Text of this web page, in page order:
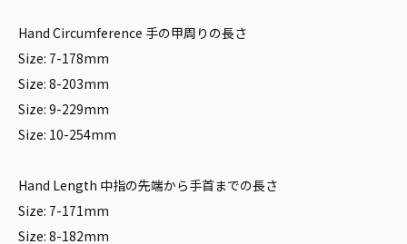
Hand Circumference 手の甲周りの長さ
Size: 7-178mm
Size: 8-203mm
Size: 9-229mm
Size: 10-254mm
Hand Length 中指の先端から手首までの長さ
Size: 7-171mm
Size: 8-182mm